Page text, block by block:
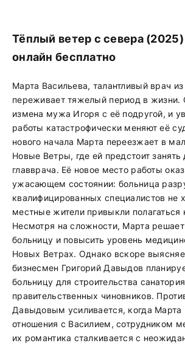
Тёплый ветер с севера
онлайн бесплатно
Марта Васильева, талантливый врач
переживает тяжелый период в жизни.
измена мужа Игоря с её подругой, и
работы катастрофически меняют её
нового начала Марта переезжает в
Новые Ветры, где ей предстоит занять
главврача. Её новое место работы
ужасающем состоянии: больница
квалифицированных специалистов не
местные жители привыкли полагаться
Несмотря на сложности, Марта решает
больницу и повысить уровень
Новых Ветрах. Однако вскоре
бизнесмен Григорий Давыдов
больницу для строительства
правительственных чиновников.
Давыдовым усиливается, когда Марта
отношения с Василием, сотрудником
их романтика сталкивается с